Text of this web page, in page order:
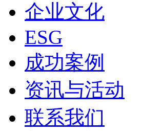
企业文化
ESG
成功案例
资讯与活动
联系我们